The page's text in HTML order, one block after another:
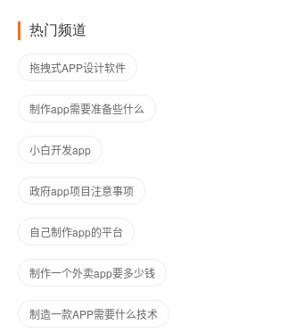
热门频道
拖拽式APP设计软件
制作app需要准备些什么
小白开发app
政府app项目注意事项
自己制作app的平台
制作一个外卖app要多少钱
制造一款APP需要什么技术